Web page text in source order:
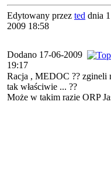
Edytowany przez ted dnia
2009 18:58
Dodano 17-06-2009
19:17
Racja , MEDOC ?? zgineli
tak właściwie ... ??
Może w takim razie ORP